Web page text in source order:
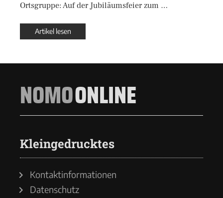
Ortsgruppe: Auf der Jubiläumsfeier zum …
Artikel lesen
NOMOONLINE
Kleingedrucktes
Kontaktinformationen
Datenschutz